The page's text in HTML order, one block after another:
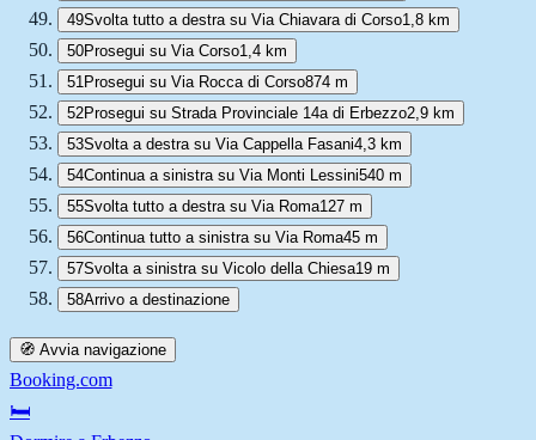
49Svolta tutto a destra su Via Chiavara di Corso1,8 km
50Prosegui su Via Corso1,4 km
51 Prosegui su Via Rocca di Corso874 m
52Prosegui su Strada Provinciale 14a di Erbezzo2,9 km
53Svolta a destra su Via Cappella Fasani4,3 km
54Continua a sinistra su Via Monti Lessini540 m
55Svolta tutto a destra su Via Roma127 m
56Continua tutto a sinistra su Via Roma45 m
57Svolta a sinistra su Vicolo della Chiesa19 m
58Arrivo a destinazione
🧭 Avvia navigazione
Booking.com
🛏️